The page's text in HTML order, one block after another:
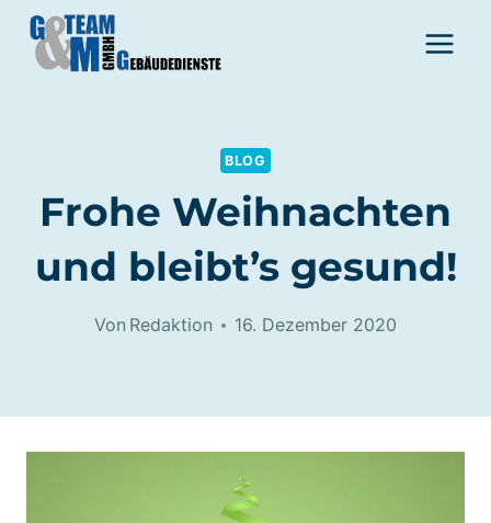
Zum
Inhalt
springen
BLOG
Frohe Weihnachten
und bleibt’s gesund!
Von Redaktion 16. Dezember 2020